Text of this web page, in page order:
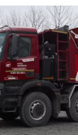
кг
кузова, м3
разгрузки
Узнать